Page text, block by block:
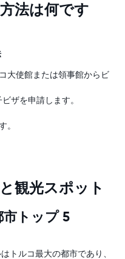
法は何です
大使館または領事館からビ
ザを申請します。
。
観光スポット
市トップ 5
トルコ最大の都市であり、